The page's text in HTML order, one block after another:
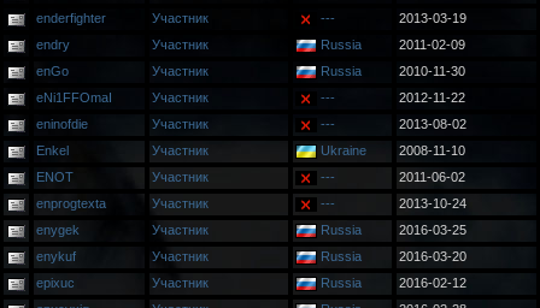
enderfighter
Участник ---
2013-03-19
endry
Участник Russia
2011-02-09
enGo
Участник Russia
2010-11-30
eNi1FFOmaI
Участник ---
2012-11-22
eninofdie
Участник ---
2013-08-02
Enkel
Участник Ukraine
2008-11-10
ENOT
Участник ---
2011-06-02
enprogtexta
Участник ---
2013-10-24
enygek
Участник Russia
2016-03-25
enykuf
Участник Russia
2016-03-20
epixuc
Участник Russia
2016-02-12